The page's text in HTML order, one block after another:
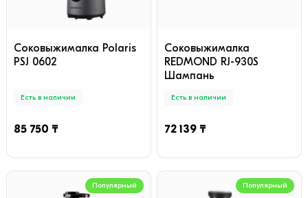
Соковыжималка Polaris
PSJ 0602
Есть в наличии
85 750 ₸
Соковыжималка
REDMOND RJ-930S
Шампань
Есть в наличии
72 139 ₸
Популярный Популярный